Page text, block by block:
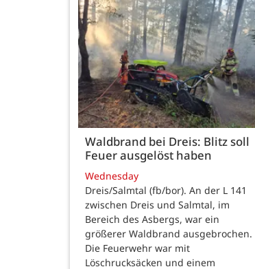
Waldbrand bei Dreis: Blitz soll
Feuer ausgelöst haben
Wednesday
Dreis/Salmtal (fb/bor). An der L 141
zwischen Dreis und Salmtal, im
Bereich des Asbergs, war ein
größerer Waldbrand ausgebrochen.
Die Feuerwehr war mit
Löschrucksäcken und einem